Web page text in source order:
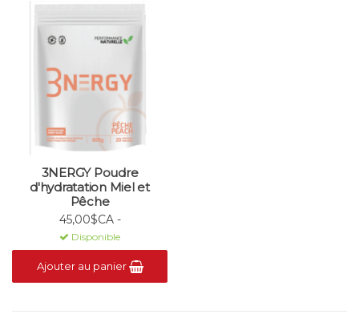
3NERGY Poudre
d'hydratation Miel et
Pêche
45,00$CA -
Disponible
Ajouter au panier